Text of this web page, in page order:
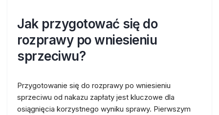
Jak przygotować się do
rozprawy po wniesieniu
sprzeciwu?
Przygotowanie się do rozprawy po wniesieniu
sprzeciwu od nakazu zapłaty jest kluczowe dla
osiągnięcia korzystnego wyniku sprawy. Pierwszym